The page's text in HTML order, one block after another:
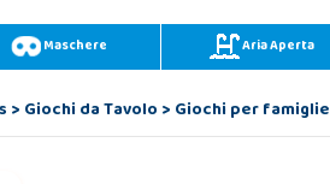
Maschere Aria Aperta
>Giochi da Tavolo>Giochi per famiglie